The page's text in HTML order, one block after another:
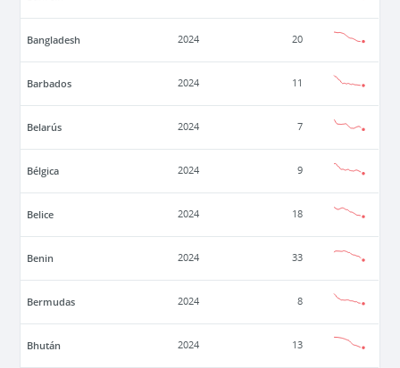
Bangladesh 2024 20
Barbados 2024 11
Belarús 2024 7
Bélgica 2024 9
Belice 2024 18
Benin 2024 33
Bermudas 2024 8
Bhután 2024 13